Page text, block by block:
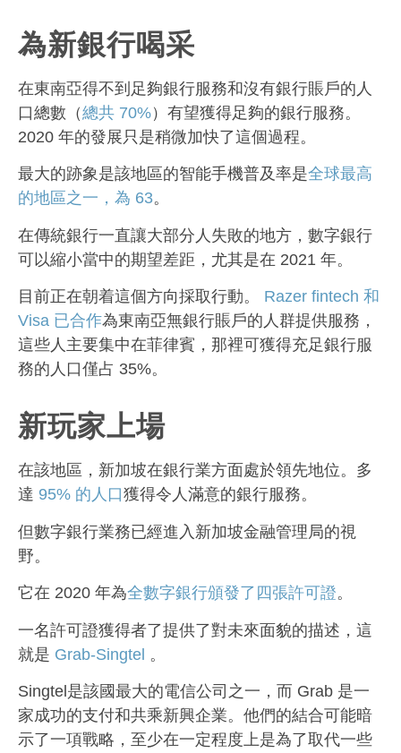
為新銀行喝采
在東南亞得不到足夠銀行服務和沒有銀行賬戶的人
口總數（總共 70%）有望獲得足夠的銀行服務。
2020 年的發展只是稍微加快了這個過程。
最大的跡象是該地區的智能手機普及率是全球最高
的地區之一，為 63。
在傳統銀行一直讓大部分人失敗的地方，數字銀行
可以縮小當中的期望差距，尤其是在 2021 年。
目前正在朝着這個方向採取行動。 Razer fintech 和
Visa 已合作為東南亞無銀行賬戶的人群提供服務，
這些人主要集中在菲律賓，那裡可獲得充足銀行服
務的人口僅占 35%。
新玩家上場
在該地區，新加坡在銀行業方面處於領先地位。多
達 95% 的人口獲得令人滿意的銀行服務。
但數字銀行業務已經進入新加坡金融管理局的視
野。
它在 2020 年為全數字銀行頒發了四張許可證。
一名許可證獲得者了提供了對未來面貌的描述，這
就是 Grab-Singtel 。
Singtel是該國最大的電信公司之一，而 Grab 是一
家成功的支付和共乘新興企業。他們的結合可能暗
示了一項戰略，至少在一定程度上是為了取代一些